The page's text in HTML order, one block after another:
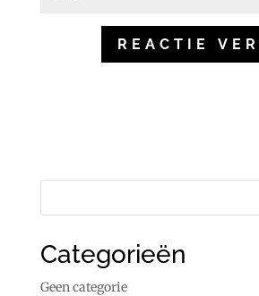
Categorieën
Geen categorie